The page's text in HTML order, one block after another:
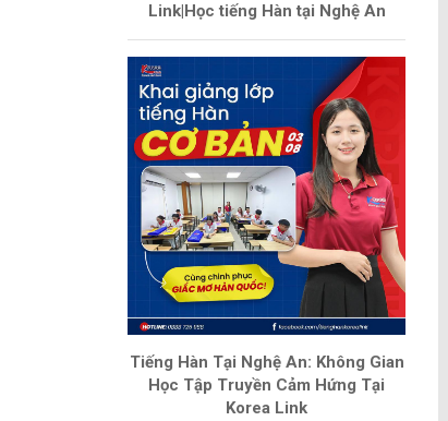
Link|Học tiếng Hàn tại Nghệ An
Tiếng Hàn Tại Nghệ An: Không Gian
Học Tập Truyền Cảm Hứng Tại
Korea Link